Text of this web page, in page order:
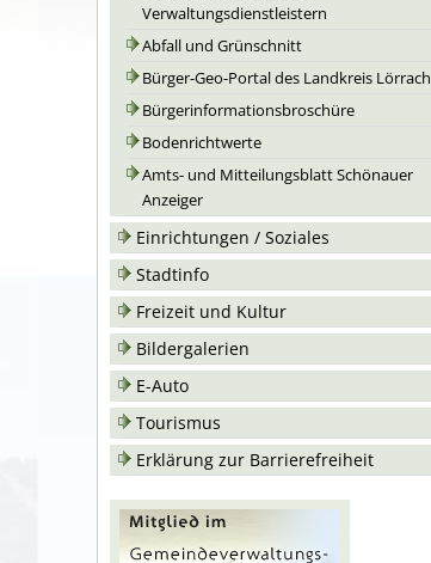
Verwaltungsdienstleistern
Abfall und Grünschnitt
Bürger-Geo-Portal des Landkreis Lörrach
Bürgerinformationsbroschüre
Bodenrichtwerte
Amts- und Mitteilungsblatt Schönauer
Anzeiger
Einrichtungen / Soziales
Stadtinfo
Freizeit und Kultur
Bildergalerien
E-Auto
Tourismus
Erklärung zur Barrierefreiheit